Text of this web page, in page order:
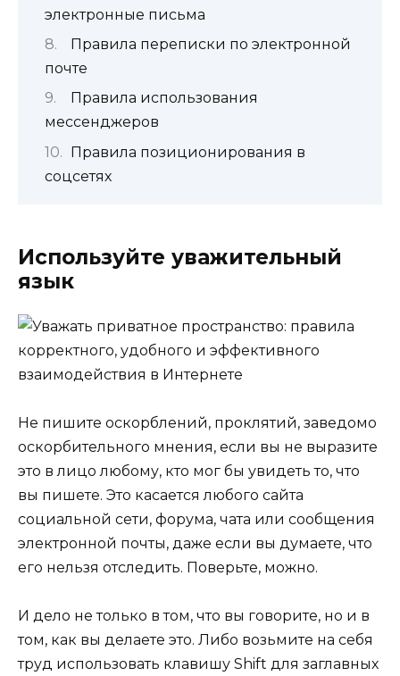
электронные письма
Правила переписки по электронной
почте
Правила использования
мессенджеров
Правила позиционирования в
соцсетях
Используйте уважительный
язык
Не пишите оскорблений, проклятий, заведомо
оскорбительного мнения, если вы не выразите
это в лицо любому, кто мог бы увидеть то, что
вы пишете. Это касается любого сайта
социальной сети, форума, чата или сообщения
электронной почты, даже если вы думаете, что
его нельзя отследить. Поверьте, можно.
И дело не только в том, что вы говорите, но и в
том, как вы делаете это. Либо возьмите на себя
труд использовать клавишу Shift для заглавных